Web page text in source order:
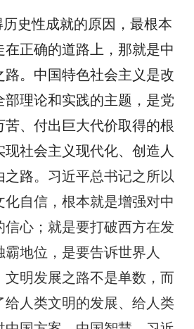
史性成就的原因，最根本
在正确的道路上，那就是中
路。中国特色社会主义是改
部理论和实践的主题，是党
、付出巨大代价取得的根
社会主义现代化、创造人
路。 习近平总书记之所以
化自信，根本就是增强对中
信心；就是要打破西方在发
霸地位，是要告诉世界人
文明发展之路不是单数，而
给人类文明的发展、给人类